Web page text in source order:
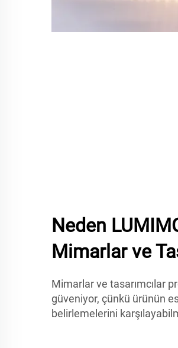
Neden
Mimarlar ve
Mimarlar ve tasarımcılar
güveniyor, çünkü ürünün
belirlemelerini